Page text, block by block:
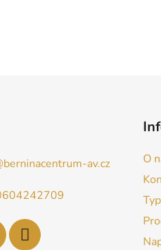
berninacentrum-av.cz
O